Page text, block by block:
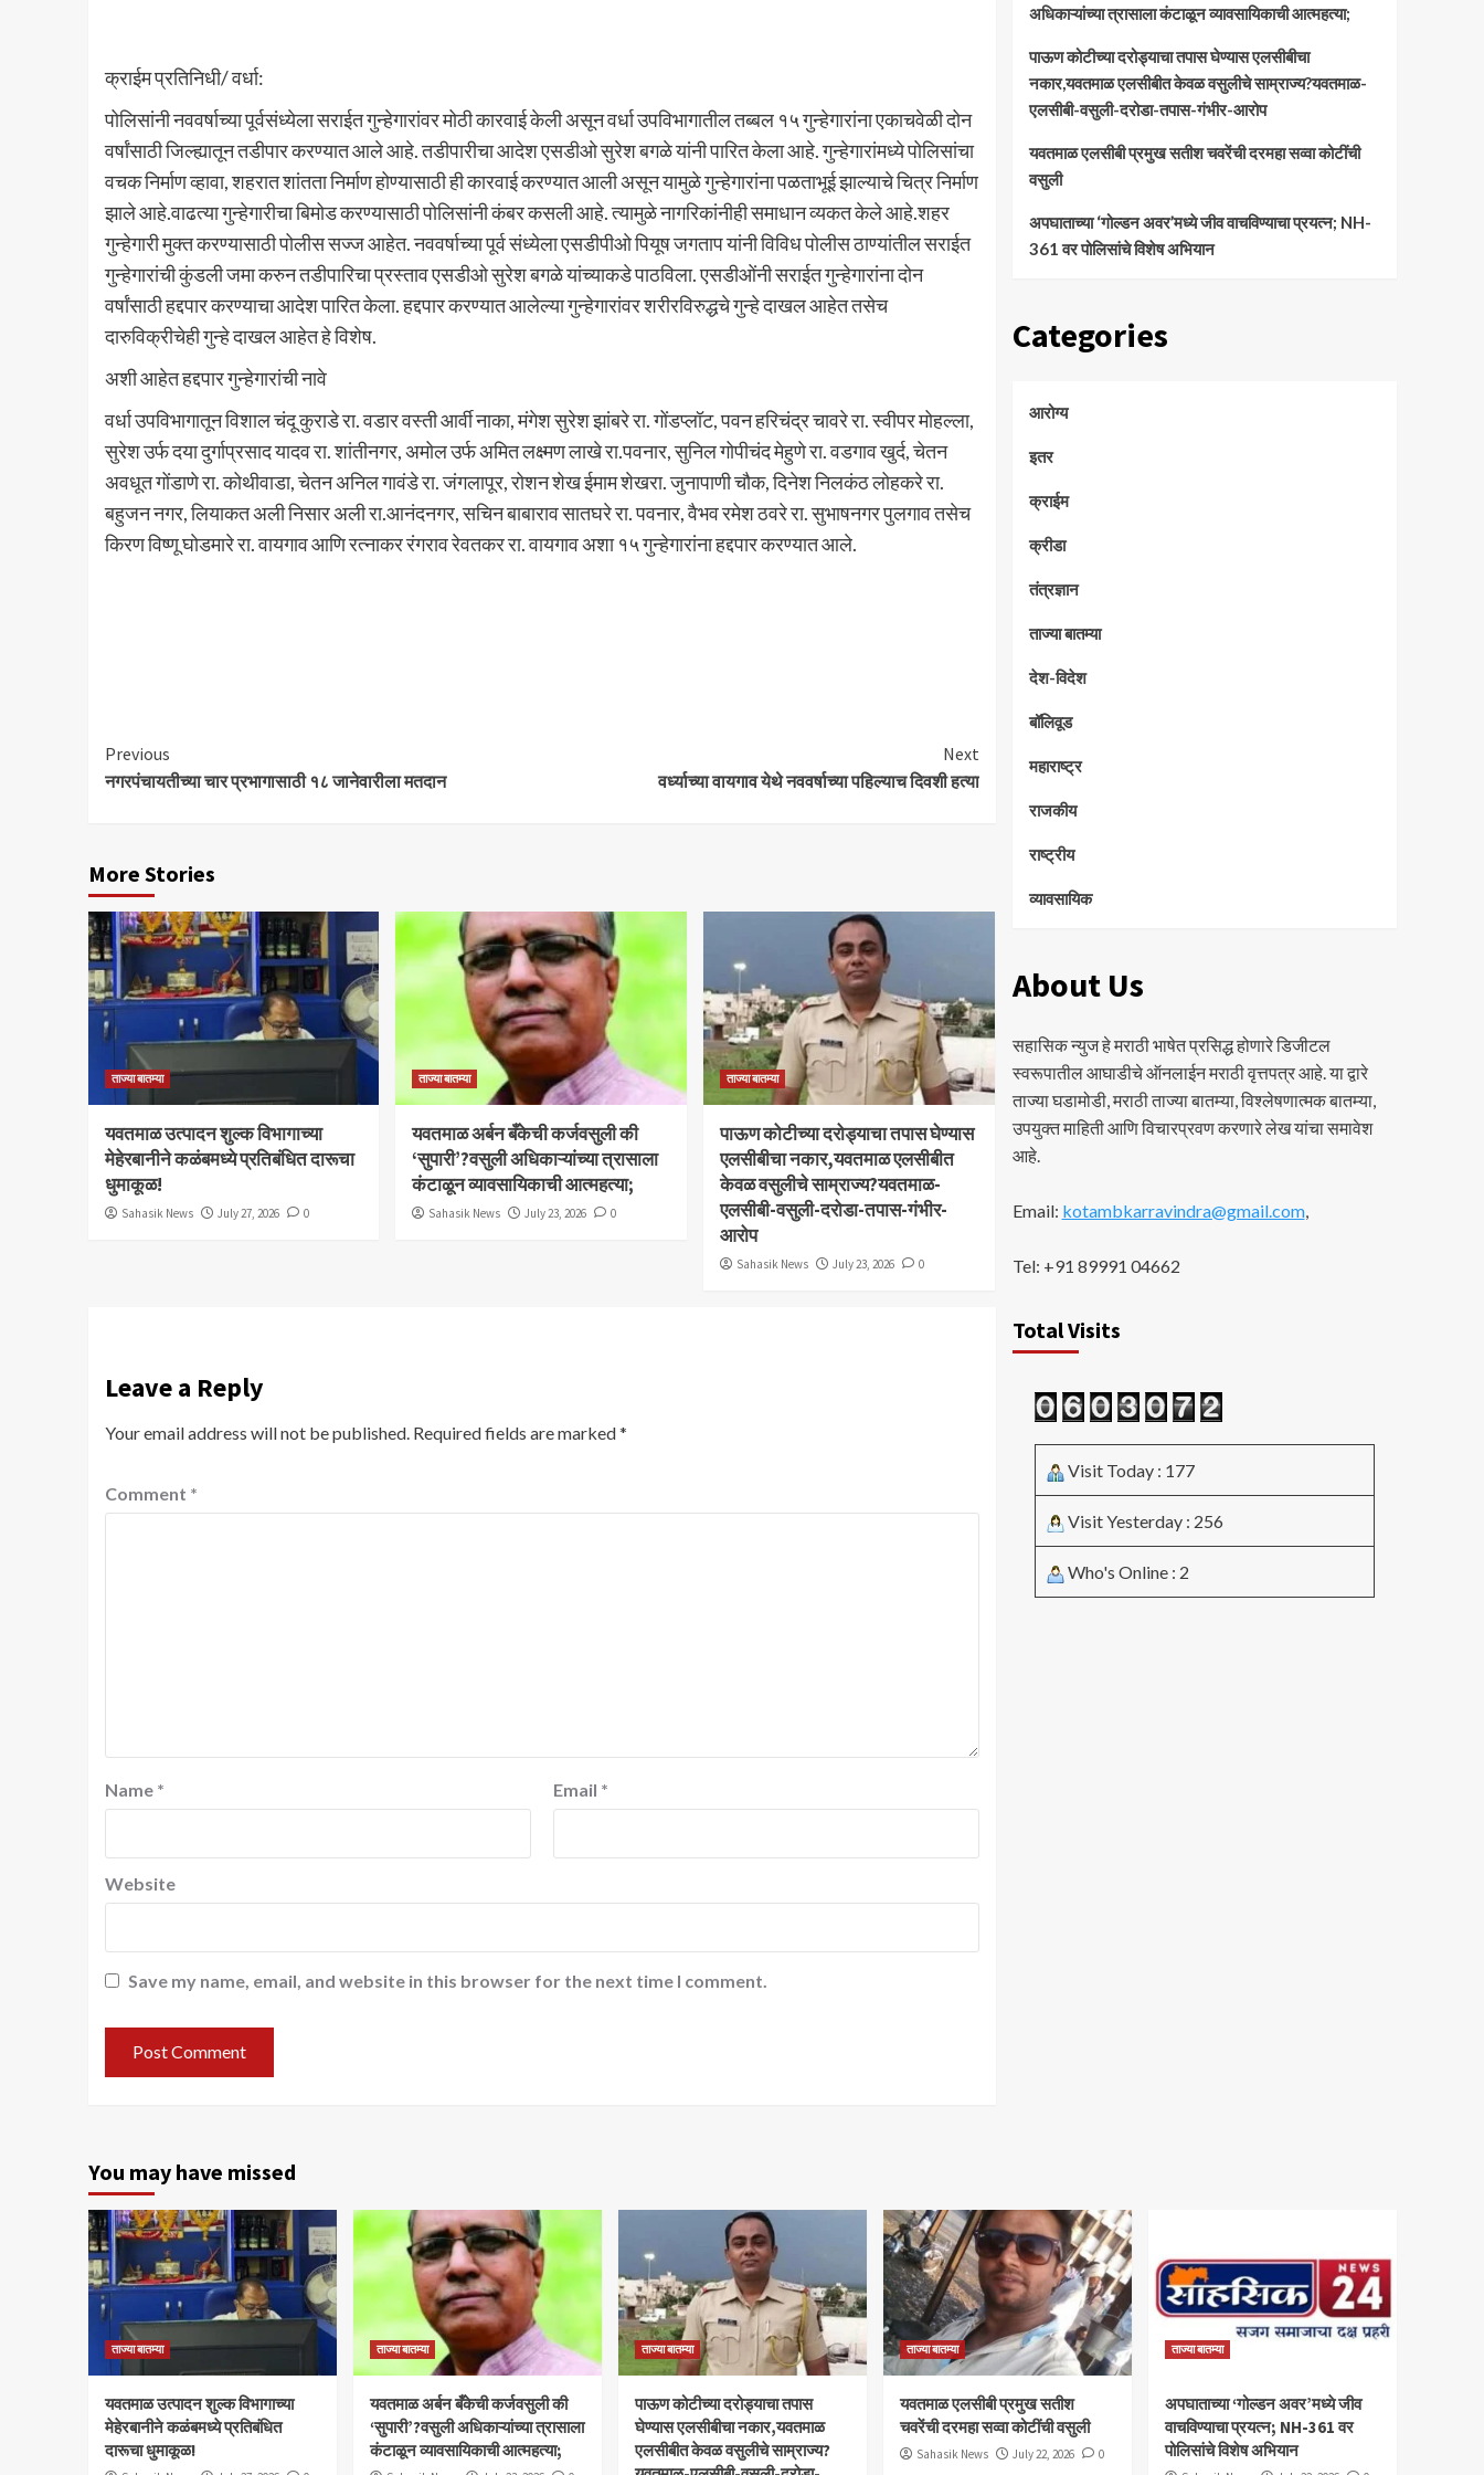
क्राईम प्रतिनिधी/ वर्धा:
पोलिसांनी नववर्षाच्या पूर्वसंध्येला सराईत गुन्हेगारांवर मोठी कारवाई केली असून वर्धा उपविभागातील तब्बल १५ गुन्हेगारांना एकाचवेळी दोन
वर्षांसाठी जिल्ह्यातून तडीपार करण्यात आले आहे. तडीपारीचा आदेश एसडीओ सुरेश बगळे यांनी पारित केला आहे. गुन्हेगारांमध्ये पोलिसांचा
वचक निर्माण व्हावा, शहरात शांतता निर्माण होण्यासाठी ही कारवाई करण्यात आली असून यामुळे गुन्हेगारांना पळताभूई झाल्याचे चित्र निर्माण
झाले आहे.वाढत्या गुन्हेगारीचा बिमोड करण्यासाठी पोलिसांनी कंबर कसली आहे. त्यामुळे नागरिकांनीही समाधान व्यकत केले आहे.शहर
गुन्हेगारी मुक्त करण्यासाठी पोलीस सज्ज आहेत. नववर्षाच्या पूर्व संध्येला एसडीपीओ पियूष जगताप यांनी विविध पोलीस ठाण्यांतील सराईत
गुन्हेगारांची कुंडली जमा करुन तडीपारिचा प्रस्ताव एसडीओ सुरेश बगळे यांच्याकडे पाठविला. एसडीओंनी सराईत गुन्हेगारांना दोन
वर्षांसाठी हद्दपार करण्याचा आदेश पारित केला. हद्दपार करण्यात आलेल्या गुन्हेगारांवर शरीरविरुद्धचे गुन्हे दाखल आहेत तसेच
दारुविक्रीचेही गुन्हे दाखल आहेत हे विशेष.
अशी आहेत हद्दपार गुन्हेगारांची नावे
वर्धा उपविभागातून विशाल चंदू कुराडे रा. वडार वस्ती आर्वी नाका, मंगेश सुरेश झांबरे रा. गोंडप्लॉट, पवन हरिचंद्र चावरे रा. स्वीपर मोहल्ला,
सुरेश उर्फ दया दुर्गाप्रसाद यादव रा. शांतीनगर, अमोल उर्फ अमित लक्ष्मण लाखे रा.पवनार, सुनिल गोपीचंद मेहुणे रा. वडगाव खुर्द, चेतन
अवधूत गोंडाणे रा. कोथीवाडा, चेतन अनिल गावंडे रा. जंगलापूर, रोशन शेख ईमाम शेखरा. जुनापाणी चौक, दिनेश निलकंठ लोहकरे रा.
बहुजन नगर, लियाकत अली निसार अली रा.आनंदनगर, सचिन बाबाराव सातघरे रा. पवनार, वैभव रमेश ठवरे रा. सुभाषनगर पुलगाव तसेच
किरण विष्णू घाेडमारे रा. वायगाव आणि रत्नाकर रंगराव रेवतकर रा. वायगाव अशा १५ गुन्हेगारांना हद्दपार करण्यात आले.
Continue
Reading
Previous
नगरपंचायतीच्या चार प्रभागासाठी १८ जानेवारीला मतदान
Next
वर्ध्याच्या वायगाव येथे नववर्षाच्या पहिल्याच दिवशी हत्या
More Stories
ताज्या बातम्या
यवतमाळ उत्पादन शुल्क विभागाच्या
मेहेरबानीने कळंबमध्ये प्रतिबंधित दारूचा
धुमाकूळ!
Sahasik News July 27, 2026 0
ताज्या बातम्या
​यवतमाळ अर्बन बँकेची कर्जवसुली की
‘सुपारी’?वसुली अधिकाऱ्यांच्या त्रासाला
कंटाळून व्यावसायिकाची आत्महत्या;
Sahasik News July 23, 2026 0
ताज्या बातम्या
पाऊण कोटीच्या दरोड्याचा तपास घेण्यास
एलसीबीचा नकार,यवतमाळ एलसीबीत
केवळ वसुलीचे साम्राज्य?यवतमाळ-
एलसीबी-वसुली-दरोडा-तपास-गंभीर-
आरोप
Sahasik News July 23, 2026 0
Leave a Reply
Your email address will not be published. Required fields are marked*
Comment *
Name * Email *
Website
Save my name, email, and website in this browser for the next time I comment.
अधिकाऱ्यांच्या त्रासाला कंटाळून व्यावसायिकाची आत्महत्या;
पाऊण कोटीच्या दरोड्याचा तपास घेण्यास एलसीबीचा
नकार,यवतमाळ एलसीबीत केवळ वसुलीचे साम्राज्य?यवतमाळ-
एलसीबी-वसुली-दरोडा-तपास-गंभीर-आरोप
यवतमाळ एलसीबी प्रमुख सतीश चवरेंची दरमहा सव्वा कोटींची
वसुली
अपघाताच्या ‘गोल्डन अवर’मध्ये जीव वाचविण्याचा प्रयत्न; NH-
361 वर पोलिसांचे विशेष अभियान
Categories
आरोग्य
इतर
क्राईम
क्रीडा
तंत्रज्ञान
ताज्या बातम्या
देश-विदेश
बॉलिवूड
महाराष्ट्र
राजकीय
राष्ट्रीय
व्यावसायिक
About Us
सहासिक न्युज हे मराठी भाषेत प्रसिद्ध होणारे डिजीटल
स्वरूपातील आघाडीचे ऑनलाईन मराठी वृत्तपत्र आहे. या द्वारे
ताज्या घडामोडी, मराठी ताज्या बातम्या, विश्लेषणात्मक बातम्या,
उपयुक्त माहिती आणि विचारप्रवण करणारे लेख यांचा समावेश
आहे.
Email: kotambkarravindra@gmail.com,
Tel: +91 89991 04662
Total Visits
Visit Today : 177
Visit Yesterday : 256
Who's Online : 2
You may have missed
ताज्या बातम्या
यवतमाळ उत्पादन शुल्क विभागाच्या
मेहेरबानीने कळंबमध्ये प्रतिबंधित
दारूचा धुमाकूळ!
ताज्या बातम्या
​यवतमाळ अर्बन बँकेची कर्जवसुली की
‘सुपारी’?वसुली अधिकाऱ्यांच्या त्रासाला
कंटाळून व्यावसायिकाची आत्महत्या;
ताज्या बातम्या
पाऊण कोटीच्या दरोड्याचा तपास
घेण्यास एलसीबीचा नकार,यवतमाळ
एलसीबीत केवळ वसुलीचे साम्राज्य?
ताज्या बातम्या
यवतमाळ एलसीबी प्रमुख सतीश
चवरेंची दरमहा सव्वा कोटींची वसुली
Sahasik News July 22, 2026 0
ताज्या बातम्या
अपघाताच्या ‘गोल्डन अवर’मध्ये जीव
वाचविण्याचा प्रयत्न; NH-361 वर
पोलिसांचे विशेष अभियान